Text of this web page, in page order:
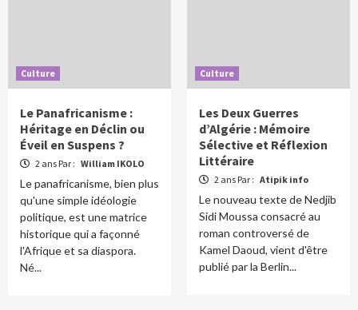
Culture
Le Panafricanisme :
Héritage en Déclin ou
Éveil en Suspens ?
2 ans Par : William IKOLO
Le panafricanisme, bien plus
qu'une simple idéologie
politique, est une matrice
historique qui a façonné
l'Afrique et sa diaspora.
Né...
Culture
Les Deux Guerres
d’Algérie : Mémoire
Sélective et Réflexion
Littéraire
2 ans Par : Atipik info
Le nouveau texte de Nedjib
Sidi Moussa consacré au
roman controversé de
Kamel Daoud, vient d'être
publié par la Berlin...